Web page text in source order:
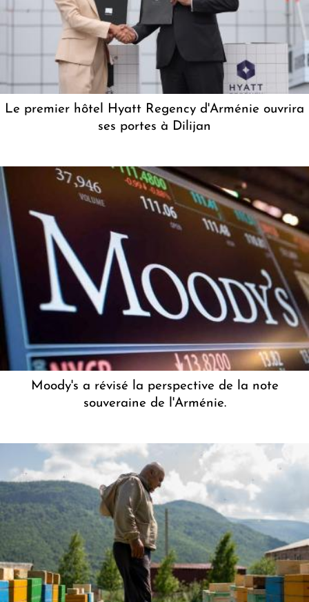
Le premier hôtel Hyatt Regency d'Arménie ouvrira
ses portes à Dilijan
Moody's a révisé la perspective de la note
souveraine de l'Arménie.